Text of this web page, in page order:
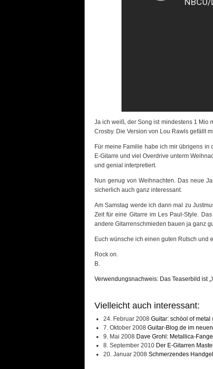
Ja ich weiß, der Song ist mindestens 1 Mio
Crosby. Die Version von Lou Rawls gefällt
Für meine Familie habe ich mir übrigens in
E-Gitarre und viel Overdrive unterm
und genial interpretiert.
Nun genug von Weihnachten. Das neue
sicherlich auch ganz interessant.
Am Samstag werde ich dann mal zu
Zeit für eine Gitarre im Les Paul-Style.
andere Gitarrenschmieden bauen ja ganz
Euch wünsche ich einen guten Rutsch und
Rock on.
B.
Verwendungsnachweis: Das Teaserbild ist
Vielleicht auch interessant:
24. Februar 2008 Guitar: schöol of metal
7. Oktober 2008 Guitar-Blog.de im
9. Mai 2008 Dave Grohl: Metallica-
8. September 2010 Der E-Gitarren
20. Januar 2008 Schmerzendes